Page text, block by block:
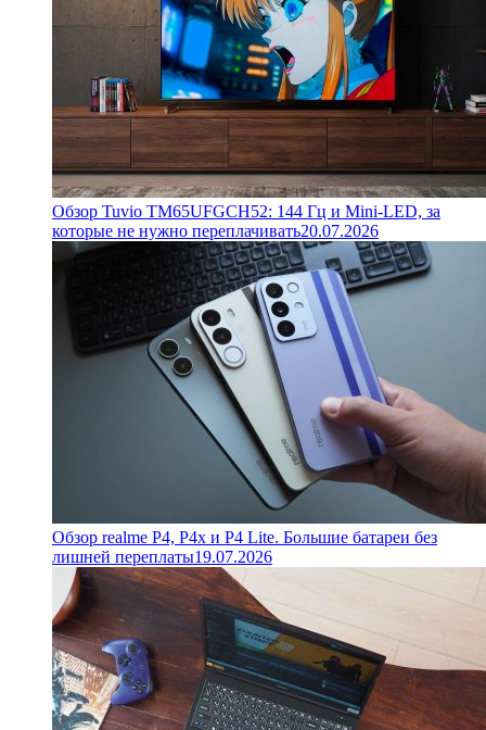
Обзор Tuvio TM65UFGCH52: 144 Гц и Mini-LED, за
которые не нужно переплачивать20.07.2026
Обзор realme P4, P4x и P4 Lite. Большие батареи без
лишней переплаты19.07.2026